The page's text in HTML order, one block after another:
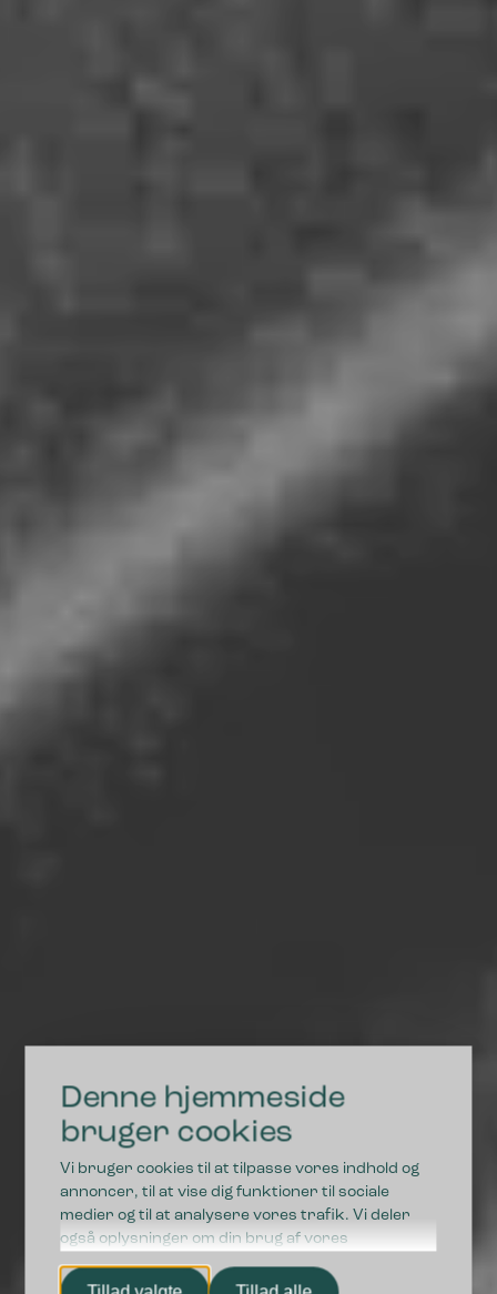
Denne hjemmeside
bruger cookies
Vi bruger cookies til at tilpasse vores indhold og
annoncer, til at vise dig funktioner til sociale
medier og til at analysere vores trafik. Vi deler
også oplysninger om din brug af vores
hjemmeside med vores partnere inden for sociale
medier, annonceringspartnere og
DRIFTSSIKRE LØSNINGER I HØJ KVALITET
Vi styrker fremtidens
affaldssortering